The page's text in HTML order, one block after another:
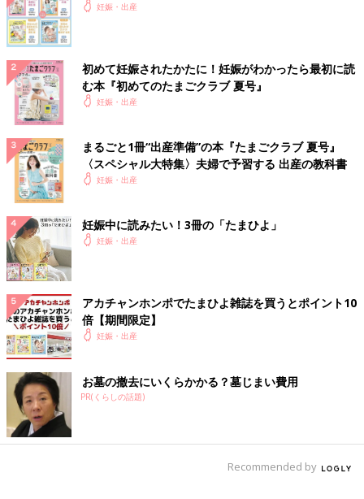
妊娠・出産
初めて妊娠されたかたに！妊娠がわかったら最初に読
む本『初めてのたまごクラブ 夏号』
妊娠・出産
まるごと1冊“出産準備”の本『たまごクラブ 夏号』
〈スペシャル大特集〉夫婦で予習する 出産の教科書
妊娠・出産
妊娠中に読みたい！3冊の「たまひよ」
妊娠・出産
アカチャンホンポでたまひよ雑誌を買うとポイント10
倍【期間限定】
妊娠・出産
お墓の撤去にいくらかかる？墓じまい費用
PR(くらしの話題)
Recommended by